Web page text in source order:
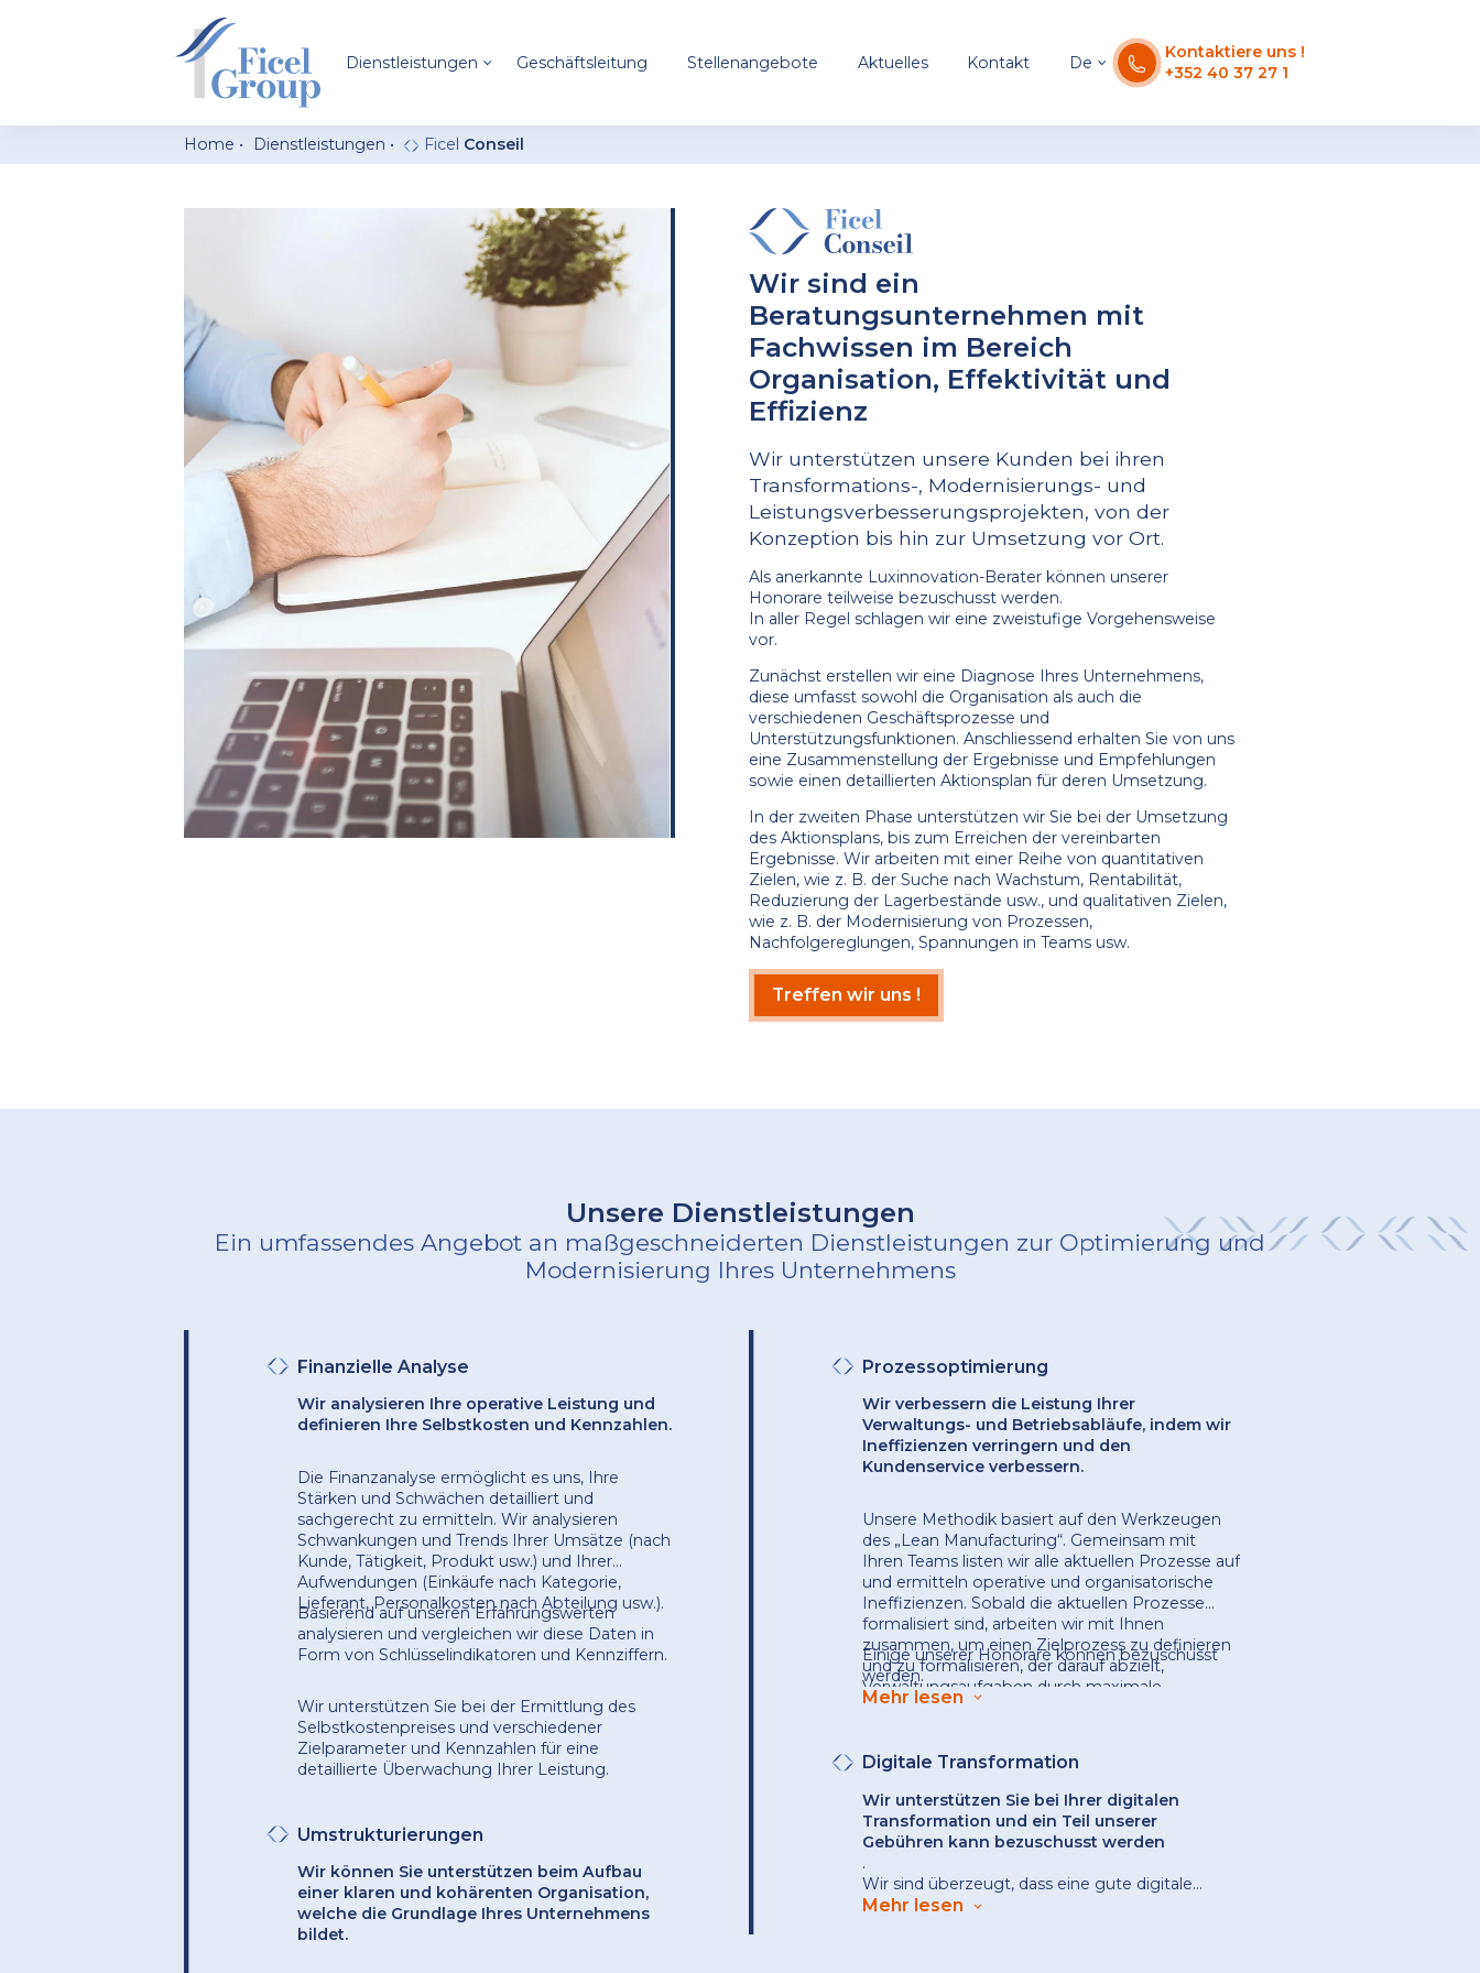
Dienstleistungen Geschäftsleitung Stellenangebote Aktuelles Kontakt De
Kontaktiere uns !
+352 40 37 27 1
Home Dienstleistungen Ficel Conseil
Wir sind ein
Beratungsunternehmen mit
Fachwissen im Bereich
Organisation, Effektivität und
Effizienz
Wir unterstützen unsere Kunden bei ihren
Transformations-, Modernisierungs- und
Leistungsverbesserungsprojekten, von der
Konzeption bis hin zur Umsetzung vor Ort.
Als anerkannte Luxinnovation-Berater können unserer
Honorare teilweise bezuschusst werden.
In aller Regel schlagen wir eine zweistufige Vorgehensweise
vor.
Zunächst erstellen wir eine Diagnose Ihres Unternehmens,
diese umfasst sowohl die Organisation als auch die
verschiedenen Geschäftsprozesse und
Unterstützungsfunktionen. Anschliessend erhalten Sie von uns
eine Zusammenstellung der Ergebnisse und Empfehlungen
sowie einen detaillierten Aktionsplan für deren Umsetzung.
In der zweiten Phase unterstützen wir Sie bei der Umsetzung
des Aktionsplans, bis zum Erreichen der vereinbarten
Ergebnisse. Wir arbeiten mit einer Reihe von quantitativen
Zielen, wie z. B. der Suche nach Wachstum, Rentabilität,
Reduzierung der Lagerbestände usw., und qualitativen Zielen,
wie z. B. der Modernisierung von Prozessen,
Nachfolgereglungen, Spannungen in Teams usw.
Treffen wir uns !
Unsere Dienstleistungen
Ein umfassendes Angebot an maßgeschneiderten Dienstleistungen zur Optimierung und
Modernisierung Ihres Unternehmens
Finanzielle Analyse
Wir analysieren Ihre operative Leistung und
definieren Ihre Selbstkosten und Kennzahlen.
Die Finanzanalyse ermöglicht es uns, Ihre
Stärken und Schwächen detailliert und
sachgerecht zu ermitteln. Wir analysieren
Schwankungen und Trends Ihrer Umsätze (nach
Kunde, Tätigkeit, Produkt usw.) und Ihrer
Aufwendungen (Einkäufe nach Kategorie,
Lieferant, Personalkosten nach Abteilung usw.).
Basierend auf unseren Erfahrungswerten
analysieren und vergleichen wir diese Daten in
Form von Schlüsselindikatoren und Kennziffern.
Wir unterstützen Sie bei der Ermittlung des
Selbstkostenpreises und verschiedener
Zielparameter und Kennzahlen für eine
detaillierte Überwachung Ihrer Leistung.
Umstrukturierungen
Wir können Sie unterstützen beim Aufbau
einer klaren und kohärenten Organisation,
welche die Grundlage Ihres Unternehmens
bildet.
Prozessoptimierung
Wir verbessern die Leistung Ihrer
Verwaltungs- und Betriebsabläufe, indem wir
Ineffizienzen verringern und den
Kundenservice verbessern.
Unsere Methodik basiert auf den Werkzeugen
des „Lean Manufacturing“. Gemeinsam mit
Ihren Teams listen wir alle aktuellen Prozesse auf
und ermitteln operative und organisatorische
Ineffizienzen. Sobald die aktuellen Prozesse
formalisiert sind, arbeiten wir mit Ihnen
zusammen, um einen Zielprozess zu definieren
und zu formalisieren, der darauf abzielt,
Verwaltungsaufgaben durch maximale
Automatisierung und Standardisierung zu
Einige unserer Honorare können bezuschusst
werden.
Mehr lesen
Digitale Transformation
Wir unterstützen Sie bei Ihrer digitalen
Transformation und ein Teil unserer
Gebühren kann bezuschusst werden
.
Wir sind überzeugt, dass eine gute digitale
Transformation mit einer Überprüfung und
Mehr lesen